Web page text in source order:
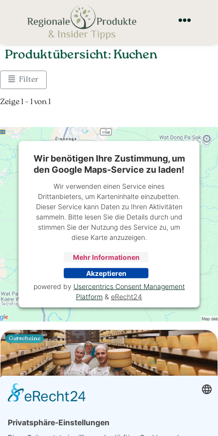
Produktübersicht: Kuchen
Filter
Zeige 1 – 1 von 1
Gutscheine
Wir benötigen Ihre Zustimmung, um
den Google Maps-Service zu laden!
Wir verwenden einen Service eines
Drittanbieters, um Karteninhalte einzubetten.
Dieser Service kann Daten zu Ihren Aktivitäten
sammeln. Bitte lesen Sie die Details durch und
stimmen Sie der Nutzung des Service zu, um
diese Karte anzuzeigen.
Mehr Informationen
Akzeptieren
powered by Usercentrics Consent Management
Platform & eRecht24